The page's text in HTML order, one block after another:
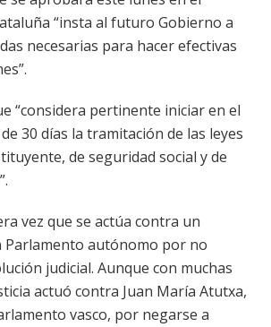
“insta al futuro Gobierno a
necesarias para hacer efectivas
“considera pertinente iniciar en el
30 días la tramitación de las leyes
de seguridad social y de
vez que se actúa contra un
Parlamento autónomo por no
judicial. Aunque con muchas
actuó contra Juan María Atutxa,
vasco, por negarse a